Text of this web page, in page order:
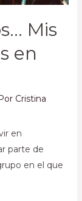
Mis
en
Cristina
en
parte de
en el que